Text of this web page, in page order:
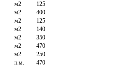
м2
125
м2
400
м2
125
м2
140
м2
350
м2
470
м2
250
п.м.
470